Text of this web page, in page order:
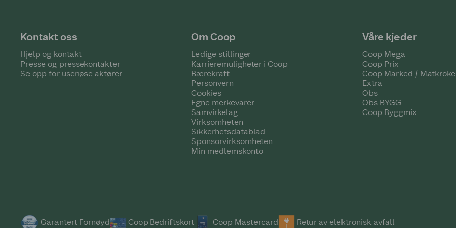
Kontakt oss
Hjelp og kontakt
Presse og pressekontakter
Se opp for useriøse aktører
Om Coop
Ledige stillinger
Karrieremuligheter i Coop
Bærekraft
Personvern
Cookies
Egne merkevarer
Samvirkelag
Virksomheten
Sikkerhetsdatablad
Sponsorvirksomheten
Min medlemskonto
Våre kjeder
Coop Mega
Coop Prix
Coop Marked /
Extra
Obs
Obs BYGG
Coop Byggmix
Garantert Fornøyd Coop Bedriftskort Coop Mastercard Retur av elektronisk avfall